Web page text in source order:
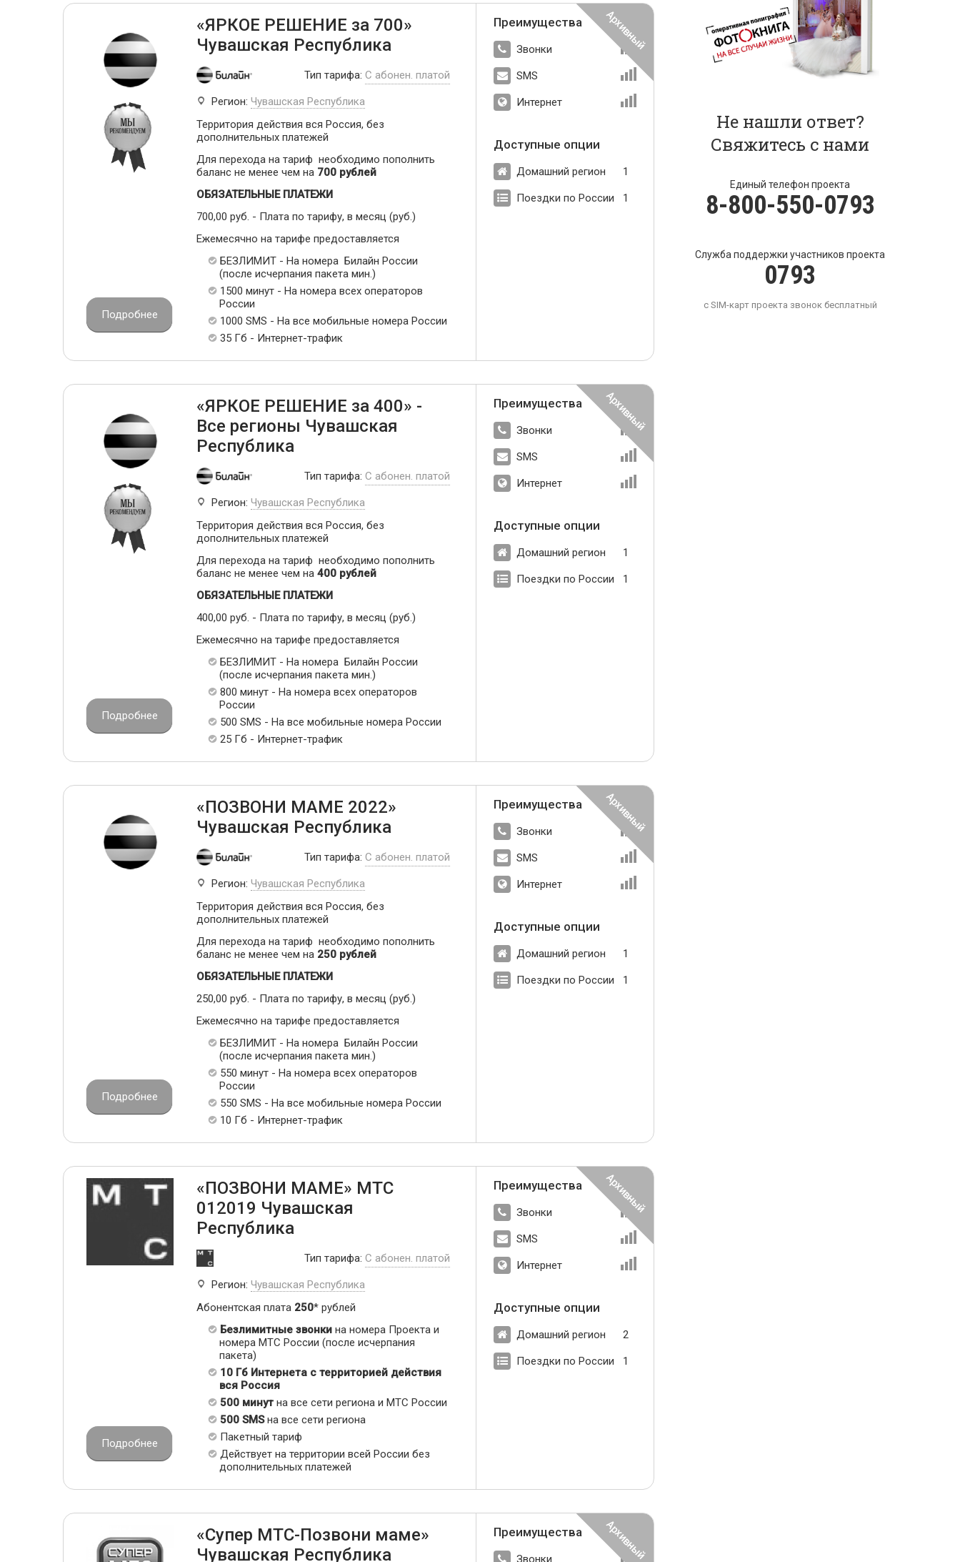
«ЯРКОЕ РЕШЕНИЕ за 700»
Чувашская Республика
Тип тарифа:С абонен. платой
Регион: Чувашская Республика
Территория действия вся Россия, без
дополнительных платежей
Для перехода на тариф необходимо пополнить
баланс не менее чем на 700 рублей
ОБЯЗАТЕЛЬНЫЕ ПЛАТЕЖИ
700,00 руб. - Плата по тарифу, в месяц (руб.)
Ежемесячно на тарифе предоставляется
БЕЗЛИМИТ - На номера Билайн России
(после исчерпания пакета мин.)
1500 минут - На номера всех операторов
России
1000 SMS - На все мобильные номера России
35 Гб - Интернет-трафик
Преимущества
Звонки
SMS
Интернет
Доступные опции
Домашний регион 1
Поездки по России 1
Подробнее
«ЯРКОЕ РЕШЕНИЕ за 400» -
Все регионы Чувашская
Республика
Тип тарифа:С абонен. платой
Регион: Чувашская Республика
Территория действия вся Россия, без
дополнительных платежей
Для перехода на тариф необходимо пополнить
баланс не менее чем на 400 рублей
ОБЯЗАТЕЛЬНЫЕ ПЛАТЕЖИ
400,00 руб. - Плата по тарифу, в месяц (руб.)
Ежемесячно на тарифе предоставляется
БЕЗЛИМИТ - На номера Билайн России
(после исчерпания пакета мин.)
800 минут - На номера всех операторов
России
500 SMS - На все мобильные номера России
25 Гб - Интернет-трафик
Преимущества
Звонки
SMS
Интернет
Доступные опции
Домашний регион 1
Поездки по России 1
Подробнее
«ПОЗВОНИ МАМЕ 2022»
Чувашская Республика
Тип тарифа:С абонен. платой
Регион: Чувашская Республика
Территория действия вся Россия, без
дополнительных платежей
Для перехода на тариф необходимо пополнить
баланс не менее чем на 250 рублей
ОБЯЗАТЕЛЬНЫЕ ПЛАТЕЖИ
250,00 руб. - Плата по тарифу, в месяц (руб.)
Ежемесячно на тарифе предоставляется
БЕЗЛИМИТ - На номера Билайн России
(после исчерпания пакета мин.)
550 минут - На номера всех операторов
России
550 SMS - На все мобильные номера России
10 Гб - Интернет-трафик
Преимущества
Звонки
SMS
Интернет
Доступные опции
Домашний регион 1
Поездки по России 1
Подробнее
«ПОЗВОНИ МАМЕ» МТС
012019 Чувашская
Республика
Тип тарифа:С абонен. платой
Регион: Чувашская Республика
Абонентская плата 250* рублей
Безлимитные звонкина номера Проекта и
номера МТС России (после исчерпания
пакета)
10 Гб Интернета с территорией действия
вся Россия
500 минутна все сети региона и МТС России
500 SMSна все сети региона
Пакетный тариф
Действует на территории всей России без
дополнительных платежей
Преимущества
Звонки
SMS
Интернет
Доступные опции
Домашний регион 2
Поездки по России 1
Подробнее
«Супер МТС-Позвони маме»
Чувашская Республика
Преимущества
Звонки
Не нашли ответ?
Свяжитесь с нами
Единый телефон проекта
8-800-550-0793
Служба поддержки участников проекта
0793
с SIM-карт проекта звонок бесплатный